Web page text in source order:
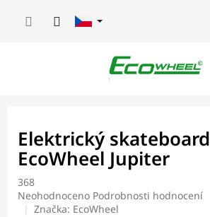
Elektrický skateboard
EcoWheel Jupiter
368
Průměrné
hodnocení
Neohodnoceno Podrobnosti hodnocení
Značka: EcoWheel